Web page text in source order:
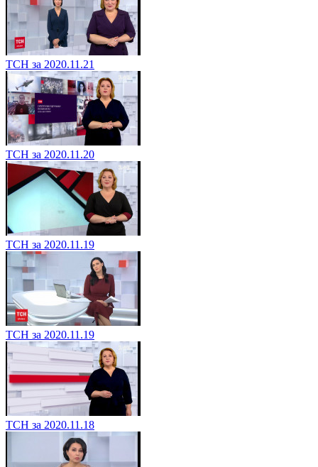
ТСН за 2020.11.21
ТСН за 2020.11.20
ТСН за 2020.11.19
ТСН за 2020.11.19
ТСН за 2020.11.18